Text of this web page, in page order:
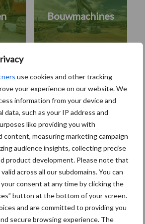
use cookies and other tracking
your experience on our website. We
information from your device and
data, such as your IP address and
like providing you with
content, measuring marketing campaign
audience insights, collecting precise
product development. Please note that
across all our subdomains. You can
consent at any time by clicking the
button at the bottom of your screen.
and are committed to providing you
secure browsing experience. The
Partner nieuws
nieuws vanaf nu op
aanvaardingsplicht
lanceert EC02 Basic
Bouwmachines